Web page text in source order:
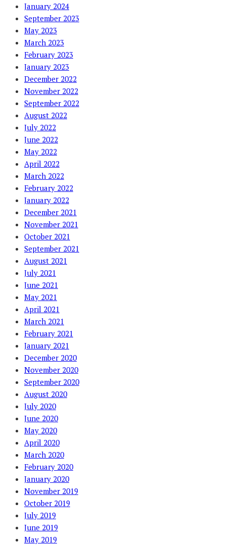
January 2024
September 2023
May 2023
March 2023
February 2023
January 2023
December 2022
November 2022
September 2022
August 2022
July 2022
June 2022
May 2022
April 2022
March 2022
February 2022
January 2022
December 2021
November 2021
October 2021
September 2021
August 2021
July 2021
June 2021
May 2021
April 2021
March 2021
February 2021
January 2021
December 2020
November 2020
September 2020
August 2020
July 2020
June 2020
May 2020
April 2020
March 2020
February 2020
January 2020
November 2019
October 2019
July 2019
June 2019
May 2019